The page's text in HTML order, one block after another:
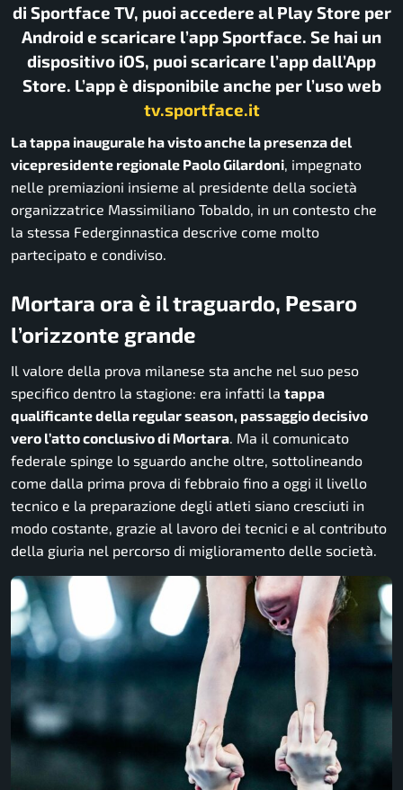
di Sportface TV, puoi accedere al Play Store per
Android e scaricare l’app Sportface. Se hai un
dispositivo iOS, puoi scaricare l’app dall’App
Store. L’app è disponibile anche per l’uso web
tv.sportface.it
La tappa inaugurale ha visto anche la presenza del
vicepresidente regionale Paolo Gilardoni, impegnato
nelle premiazioni insieme al presidente della società
organizzatrice Massimiliano Tobaldo, in un contesto che
la stessa Federginnastica descrive come molto
partecipato e condiviso.
Mortara ora è il traguardo, Pesaro
l’orizzonte grande
Il valore della prova milanese sta anche nel suo peso
specifico dentro la stagione: era infatti la tappa
qualificante della regular season, passaggio decisivo
vero l’atto conclusivo di Mortara . Ma il comunicato
federale spinge lo sguardo anche oltre, sottolineando
come dalla prima prova di febbraio fino a oggi il livello
tecnico e la preparazione degli atleti siano cresciuti in
modo costante, grazie al lavoro dei tecnici e al contributo
della giuria nel percorso di miglioramento delle società.